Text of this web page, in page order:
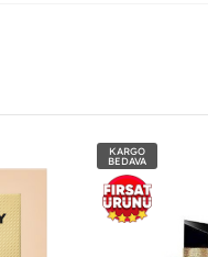
KARGO
BEDAVA